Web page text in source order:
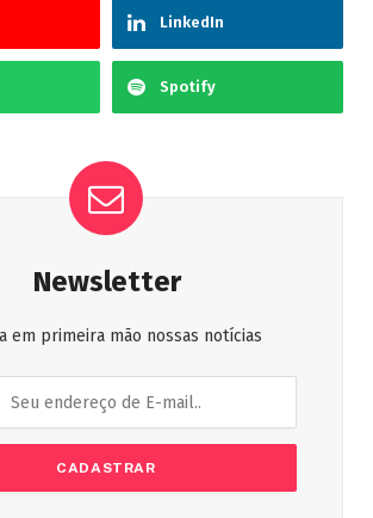
LinkedIn
Spotify
Newsletter
em primeira mão nossas notícias